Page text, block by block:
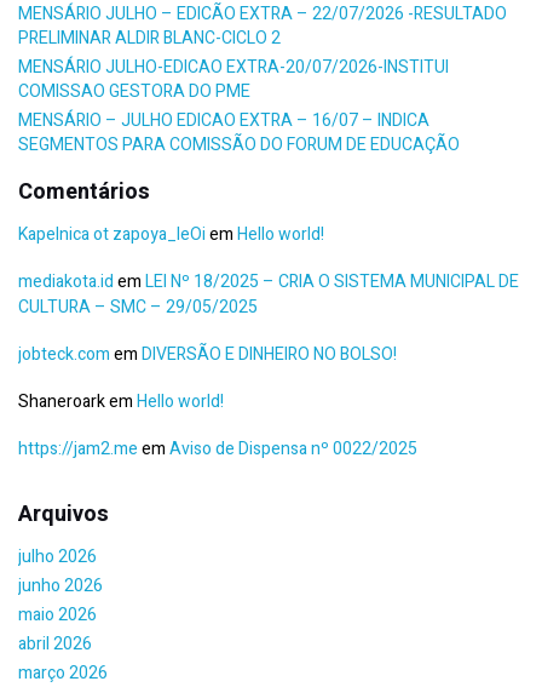
MENSÁRIO JULHO – EDICÃO EXTRA – 22/07/2026 -RESULTADO
PRELIMINAR ALDIR BLANC-CICLO 2
MENSÁRIO JULHO-EDICAO EXTRA-20/07/2026-INSTITUI
COMISSAO GESTORA DO PME
MENSÁRIO – JULHO EDICAO EXTRA – 16/07 – INDICA
SEGMENTOS PARA COMISSÃO DO FORUM DE EDUCAÇÃO
Comentários
Kapelnica ot zapoya_leOiemHello world!
mediakota.idemLEI Nº 18/2025 – CRIA O SISTEMA MUNICIPAL DE
CULTURA – SMC – 29/05/2025
jobteck.comemDIVERSÃO E DINHEIRO NO BOLSO!
ShaneroarkemHello world!
https://jam2.meemAviso de Dispensa nº 0022/2025
Arquivos
julho 2026
junho 2026
maio 2026
abril 2026
março 2026